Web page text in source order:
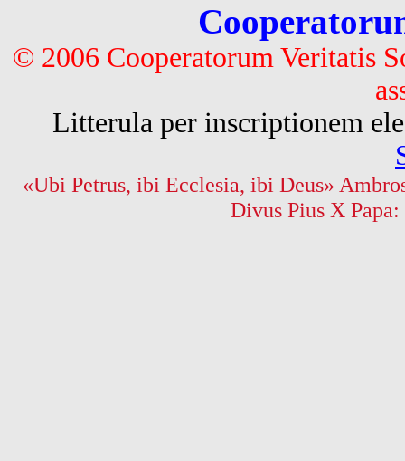
© 2006 Cooperatorum Veritatis
Litterula per inscriptionem
«Ubi Petrus, ibi Ecclesia, ibi Deus»
Divus Pius X Papa: